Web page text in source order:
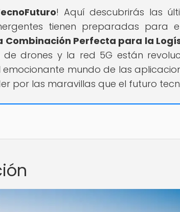
! Aquí descubrirás las
tienen preparadas para
Combinación Perfecta para la
drones y la red 5G están
mundo de las
por las maravillas que el futuro